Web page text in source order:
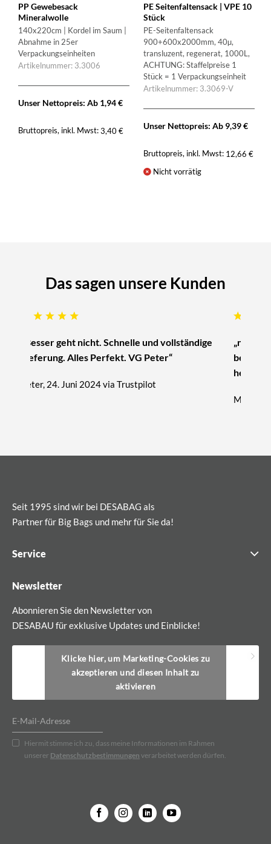
PP Gewebesack
Mineralwolle
140x220cm | Kordel im Saum |
Abnahme in 25er
Verpackungseinheiten
Artikelnummer: 3.3006
Unser Nettopreis: Ab 1,94€
Bruttopreis, inkl. Mwst: 3,40€
PE Seitenfaltensack | VPE 10
Stück
PE-Seitenfaltensack
900+600x2000mm, 40µ,
transluzent, regenerat, 1000L,
ACHTUNG: Staffelpreise 1
Stück = 1 Verpackungseinheit
Artikelnummer: 3.3069-V
Unser Nettopreis: Ab 9,39€
Bruttopreis, inkl. Mwst: 12,66 €
Nicht vorrätig
Das sagen unsere Kunden
„Besser geht nicht. Schnelle und vollständige
Lieferung. Alles Perfekt. VG Peter“
Peter, 24. Juni 2024 via Trustpilot
„nur zu
Michael,
Seit 1995 sind wir bei DESABAG als
Partner für Big Bags und mehr für Sie da!
Service
Newsletter
Abonnieren Sie den Newsletter von
DESABAU für exklusive Updates und Einblicke!
Klicke hier, um Marketing-Cookies zu
akzeptieren und diesen Inhalt zu
aktivieren
Hiermit stimme ich zu, dass meine Informationen im Rahmen
unserer Datenschutzbestimmungen verarbeitet werden dürfen.